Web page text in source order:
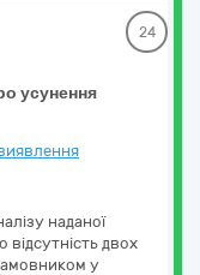
усунення
24
наданої
відсутність двох
у